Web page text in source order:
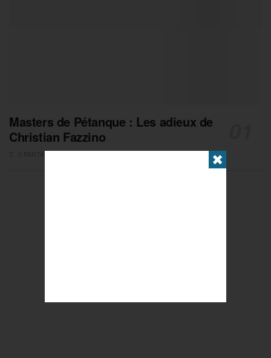
Masters de Pétanque : Les adieux de
Christian Fazzino
0 PARTAGES ✖